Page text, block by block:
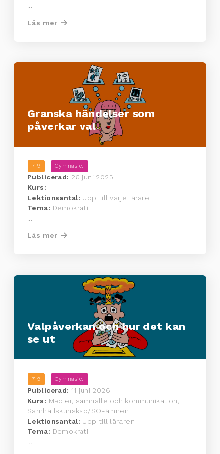
Läs mer
Granska händelser som
påverkar val
7-9 Gymnasiet
Publicerad: 26 juni 2026
Kurs:
Lektionsantal: Upp till varje lärare
Tema: Demokrati
...
Läs mer
Valpåverkan och hur det kan
se ut
7-9 Gymnasiet
Publicerad: 11 juni 2026
Kurs: Medier, samhälle och kommunikation,
Samhällskunskap/SO-ämnen
Lektionsantal: Upp till läraren
Tema: Demokrati